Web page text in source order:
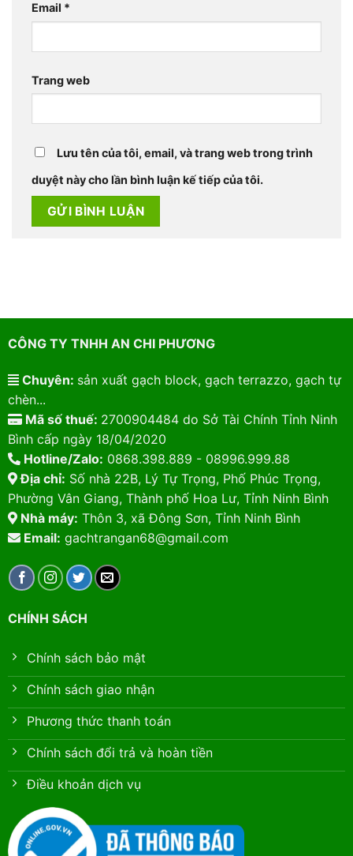
Email *
Trang web
Lưu tên của tôi, email, và trang web trong trình
duyệt này cho lần bình luận kế tiếp của tôi.
CÔNG TY TNHH AN CHI PHƯƠNG
Chuyên: sản xuất gạch block, gạch terrazzo, gạch tự
chèn...
Mã số thuế: 2700904484 do Sở Tài Chính Tỉnh Ninh
Bình cấp ngày 18/04/2020
Hotline/Zalo: 0868.398.889 - 08996.999.88
Địa chỉ: Số nhà 22B, Lý Tự Trọng, Phố Phúc Trọng,
Phường Vân Giang, Thành phố Hoa Lư, Tỉnh Ninh Bình
Nhà máy: Thôn 3, xã Đông Sơn, Tỉnh Ninh Bình
Email: gachtrangan68@gmail.com
CHÍNH SÁCH
Chính sách bảo mật
Chính sách giao nhận
Phương thức thanh toán
Chính sách đổi trả và hoàn tiền
Điều khoản dịch vụ